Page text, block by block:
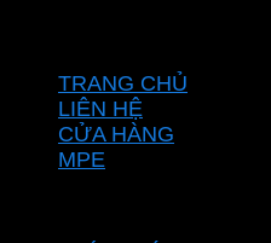
TRANG CHỦ
LIÊN HỆ
CỬA HÀNG
MPE